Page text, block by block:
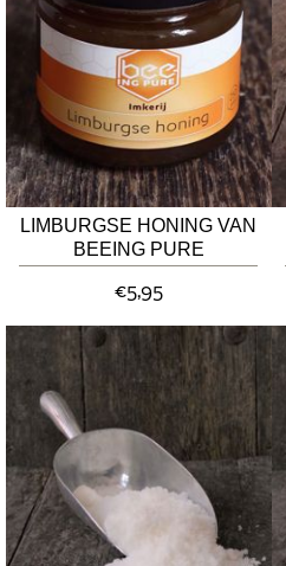
LIMBURGSE HONING VAN
BEEING PURE
€5,95